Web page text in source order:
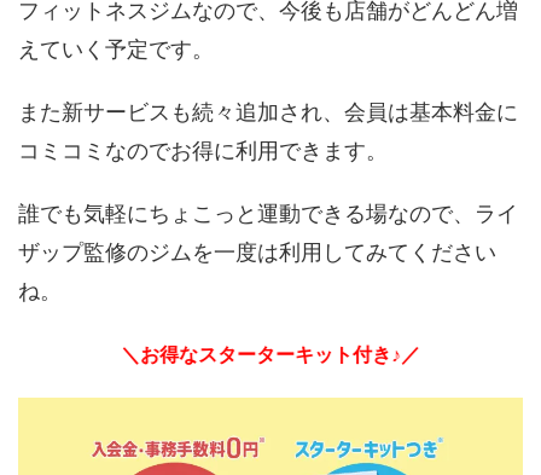
フィットネスジムなので、今後も店舗がどんどん増
えていく予定です。
また新サービスも続々追加され、会員は基本料金に
コミコミなのでお得に利用できます。
誰でも気軽にちょこっと運動できる場なので、ライ
ザップ監修のジムを一度は利用してみてください
ね。
＼お得なスターターキット付き♪／